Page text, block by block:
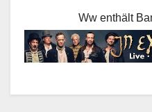
Ww enthält